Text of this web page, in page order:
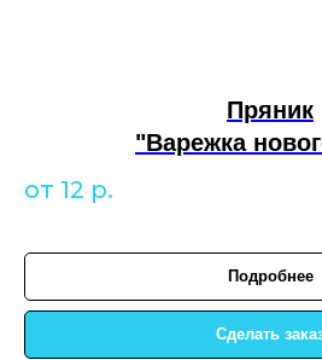
Пряник
"Варежка
от 12 р.
Подробнее
Сделать